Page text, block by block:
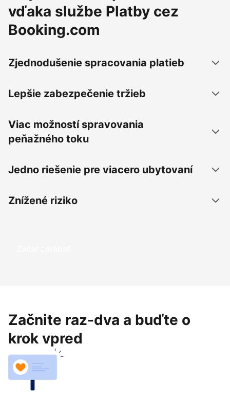
vďaka službe Platby cez
Booking.com
Zjednodušenie spracovania platieb
Lepšie zabezpečenie tržieb
Viac možností spravovania
peňažného toku
Jedno riešenie pre viacero ubytovaní
Znížené riziko
Začať zarábať
Začnite raz-dva a buďte o
krok vpred